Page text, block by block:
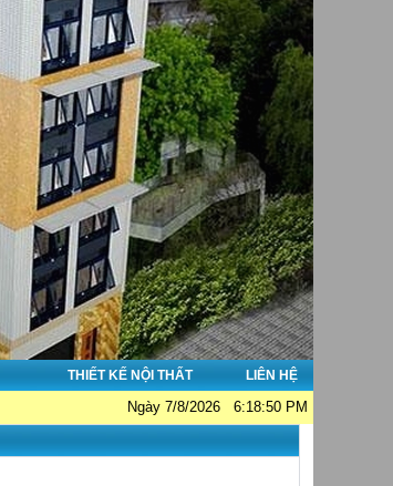
THIẾT KẾ NỘI THẤT LIÊN HỆ
nhà đẹp - Tư vấn giám sát. Hotline: 0913038356;
Ngày 7/8/2026 6:18:50 PM